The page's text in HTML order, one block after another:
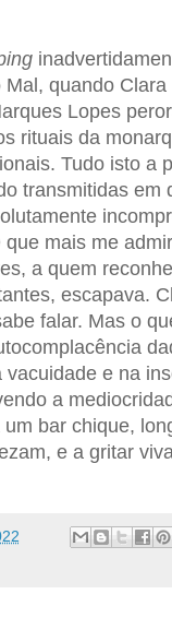
quando
Lopes
rituais da
Tudo isto a
transmitidas em
que mais me
a quem
escapava.
falar. Mas o
e na
a
bar chique,
e a gritar